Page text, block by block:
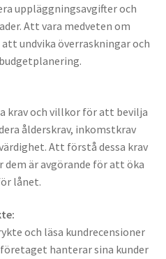
uppläggningsavgifter och
Att vara medveten om
undvika överraskningar och
krav och villkor för att bevilja
ålderskrav, inkomstkrav
Att förstå dessa krav
är avgörande för att öka
lånet.
och läsa kundrecensioner
hanterar sina kunder